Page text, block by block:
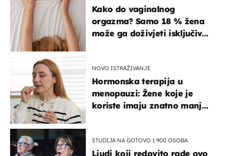
Kako do vaginalnog
orgazma? Samo 18 % žena
može ga doživjeti isključivo
NOVO ISTRAŽIVANJE
Hormonska terapija u
menopauzi: Žene koje je
koriste imaju znatno manji
STUDIJA NA GOTOVO 1.900 OSOBA
Ljudi koji redovito rade ovo